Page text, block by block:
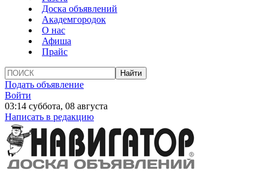
Доска объявлений
Академгородок
О нас
Афиша
Прайс
Подать объявление
Войти
03:14 суббота, 08 августа
Написать в редакцию